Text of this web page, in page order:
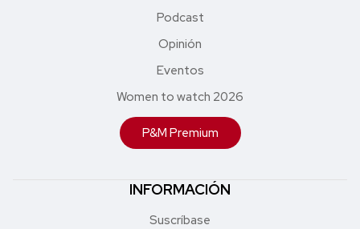
Podcast
Opinión
Eventos
Women to watch 2026
P&M Premium
INFORMACIÓN
Suscríbase